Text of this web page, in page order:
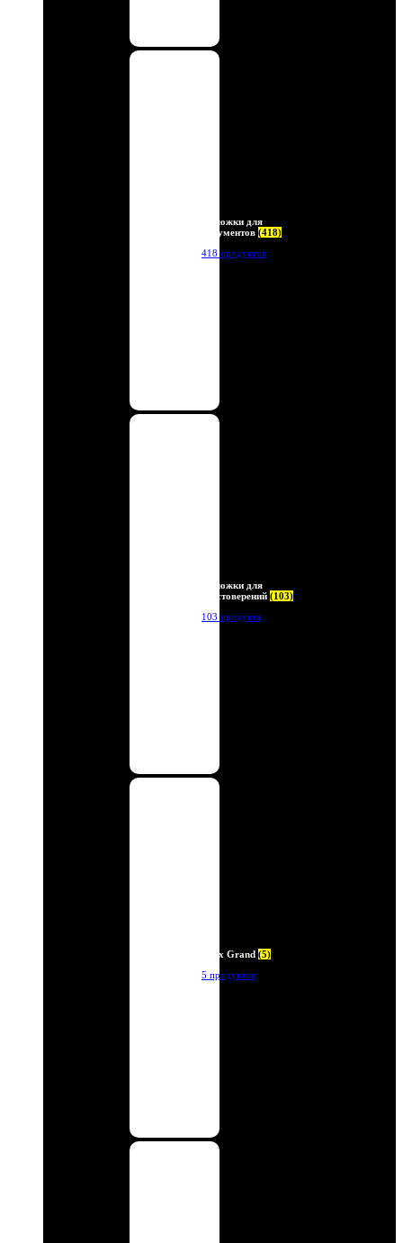
Обложки для
документов (418)
418 продуктов
Обложки для
удостоверений (103)
103 продукта
Deux Grand (5)
5 продуктов